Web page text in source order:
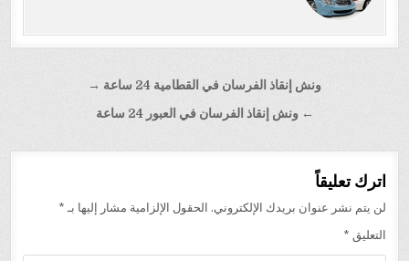
المقالات
ونش إنقاذ الفرسان في القطامية 24 ساعة →
← ونش إنقاذ الفرسان في العبور 24 ساعة
اترك تعليقاً
لن يتم نشر عنوان بريدك الإلكتروني. الحقول الإلزامية مشار إليها بـ *
التعليق *